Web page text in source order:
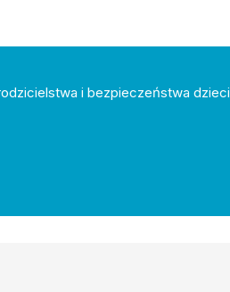
i bezpieczeństwa dzieci